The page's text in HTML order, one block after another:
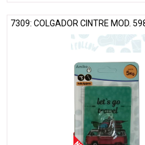
7309: COLGADOR CINTRE MOD.